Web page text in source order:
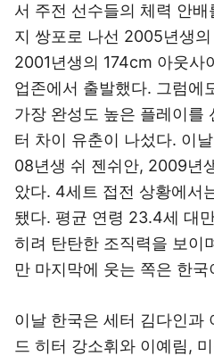
서 주전 선수들의 체력 안
지 쌍포로 나선 2005년생
2001년생의 174cm 아웃사
업존에서 출발했다. 그럼에
가장 완성도 높은 플레이를
터 차이 유춘이 나섰다. 이
08년생 쉬 젠쉬안, 2009년
았다. 4세트 접전 상황에서
됐다. 평균 연령 23.4세 대
히려 탄탄한 조직력을 보이
만 마지막에 웃는 쪽은 한국
이날 한국은 세터 김다인과
드 히터 강소휘와 이예림,